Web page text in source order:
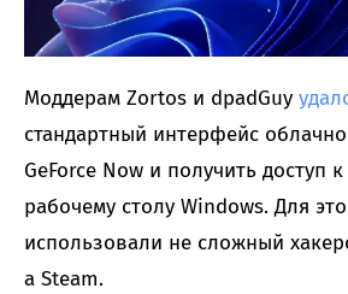
Моддерам Zortos и dpadGuy
стандартный интерфейс
GeForce Now и получить доступ
рабочему столу Windows. Для
использовали не сложный
а Steam.